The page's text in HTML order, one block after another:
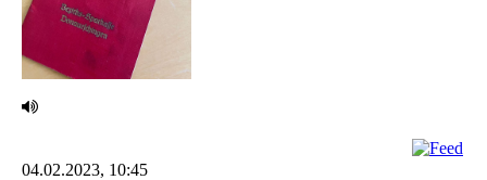
04.02.2023, 10:45